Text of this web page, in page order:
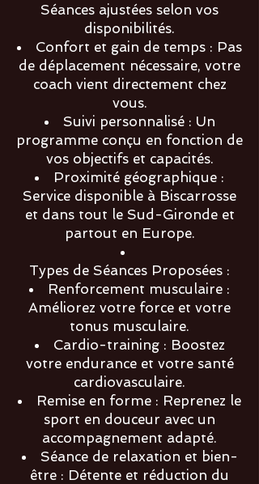
Séances ajustées selon vos
disponibilités.
Confort et gain de temps : Pas
de déplacement nécessaire, votre
coach vient directement chez
vous.
Suivi personnalisé : Un
programme conçu en fonction de
vos objectifs et capacités.
Proximité géographique :
Service disponible à Biscarrosse
et dans tout le Sud-Gironde et
partout en Europe.
Types de Séances Proposées :
Renforcement musculaire :
Améliorez votre force et votre
tonus musculaire.
Cardio-training : Boostez
votre endurance et votre santé
cardiovasculaire.
Remise en forme : Reprenez le
sport en douceur avec un
accompagnement adapté.
Séance de relaxation et bien-
être : Détente et réduction du